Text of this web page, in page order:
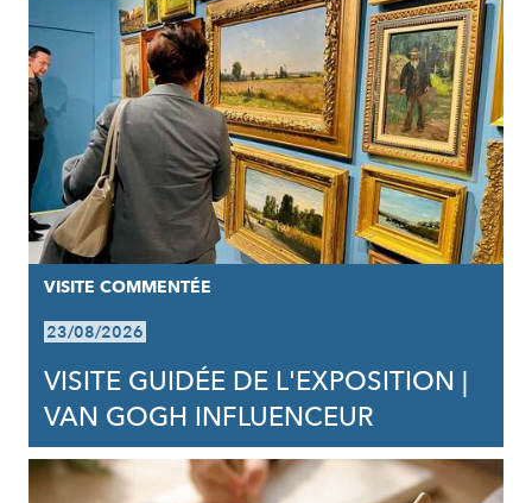
VISITE COMMENTÉE
23/08/2026
VISITE GUIDÉE DE L'EXPOSITION |
VAN GOGH INFLUENCEUR